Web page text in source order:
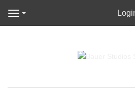
Navigation